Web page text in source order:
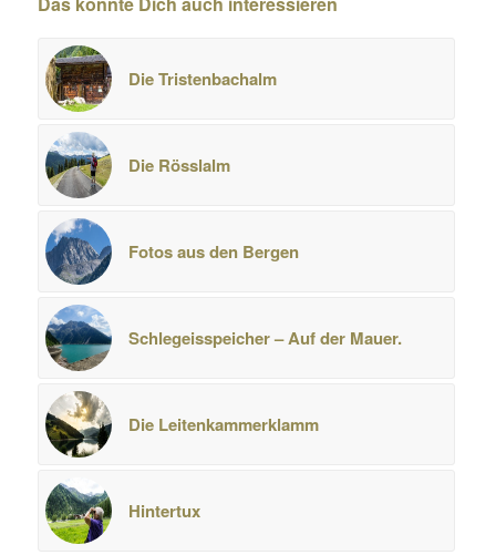
Die Tristenbachalm
Die Rösslalm
Fotos aus den Bergen
Schlegeisspeicher – Auf der Mauer.
Die Leitenkammerklamm
Hintertux